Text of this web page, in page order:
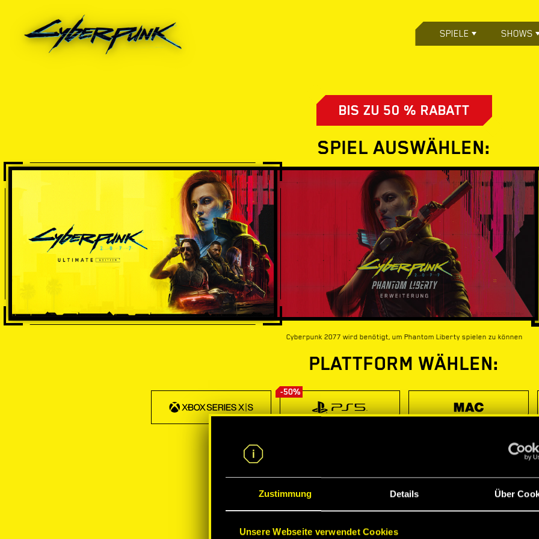
Zustimmung Details Über
Unsere Webseite verwendet Cookies
SPIELE SHOWS
BIS ZU 50 % RABATT
SPIEL AUSWÄHLEN:
Cyberpunk 2077 wird benötigt, um Phantom Liberty spielen zu können
PLATTFORM WÄHLEN:
-50%